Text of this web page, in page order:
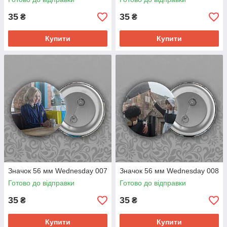
35 ₴
Купити
35 ₴
Купити
Значок 56 мм Wednesday 007
Готово до відправки
35 ₴
Купити
Значок 56 мм Wednesday 008
Готово до відправки
35 ₴
Купити